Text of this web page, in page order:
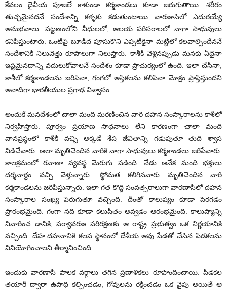
కేవలం దైవీయ పూజలే కాకుండా కర్మకాండలు కూడా జరుగుతాయి. శరీరం
తుచ్ఛమైనదనే సందేశాన్ని కళ్ళకు కడుతుంటాయి వారణాసిలో ఎదురయ్యే
అనుభవాలు. పట్టణంలోని వీధులలో, ఆలయ పరిసరాలలో నాగా సాధువులు
కనిపిస్తుంటారు. ఒంటిపై బూడిద పూసుకొని ఎప్పటికైనా మట్టిలో కలవాల్సిందేననే
సందేశానికి నిలువెత్తు రూపాలుగా నిలుస్తారు. కాశీకి వెళ్లినప్పుడు మనకు ఏదైనా
ఇష్టమైనదాన్ని వదులుకోవాలనే సందేశం కూడా ప్రాచుర్యంలో ఉంది. ఇలా చేసినా,
కాశీలో కర్మకాండలను జరిపినా, గంగలో అస్తికలను కలిపినా మోక్షం ప్రాప్తిస్తుందని
అనాదిగా భారతీయుల ప్రగాఢ విశ్వాసం.
అందుకే మనదేశంలో చాలా మంది మరణించిన వారి దహన సంస్కారాలను కాశీలో
నిర్వహిస్తారు. పూర్వం ప్రయాణ సాధనాలు లేని కారణంగా చాలా మంది
వానప్రస్థంలో కాశీకి వచ్చి అక్కడే శేష జీవితాన్ని గడుపుతూ తుది శ్వాస
విడిచేవారు. అలా మృతిచెందిన వారికి నాగా సాధువులు కర్మకాండలు జరిపేవారు.
కాలక్రమంలో రవాణా వ్యవస్థ మెరుగు పడింది. నేడు అనేక మంది భక్తులు
దర్శనార్థం వచ్చి వెళ్తున్నారు. స్థోమత కలిగినవారు మృతిచెందిన వారి
కర్మకాండలను జరిపిస్తున్నారు. ఇలా గత కొద్ది సంవత్సరాలుగా వారణాసిలో దహన
సంస్కారాల సంఖ్య పెరుగుతూ వచ్చింది. దీంతో కాలుష్యం కూడా పెరగడం
ప్రారంభమైంది. గంగా నది కూడా కలుషితం అవ్వడం ఆరంభమైంది. కాలుష్యాన్ని
నివారించ డానికి, పర్యావరణ పరిరక్షణకు ఆ రాష్ట్ర ప్రభుత్వం ఒక నిర్ణయానికి
వచ్చింది. దేహ దహనానికి కలప స్థానంలో దేశీయ ఆవు పేడతో చేసిన పిడకలను
వినియోగించాలని తీర్మానించింది.
ఇందుకు వారణాసి పాలక వర్గాలు తగిన ప్రణాళికలు రూపొందించాయి. పిడకల
తయారీ ద్వారా ఉపాధి కల్పించడం, గోవులను రక్షించడం ఒక వైపు అయితే ఆ